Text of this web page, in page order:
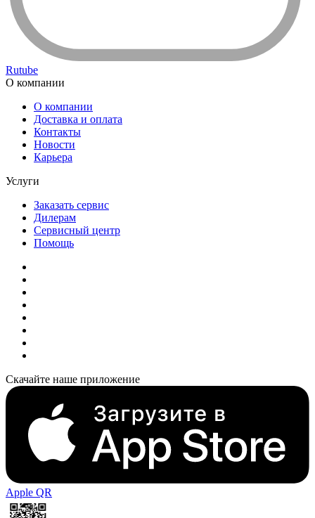
Rutube
О компании
О компании
Доставка и оплата
Контакты
Новости
Карьера
Услуги
Заказать сервис
Дилерам
Сервисный центр
Помощь
Скачайте наше приложение
Apple QR